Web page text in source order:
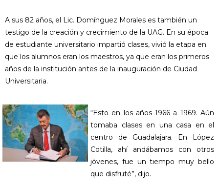
A sus 82 años, el Lic. Domínguez Morales es también un
testigo de la creación y crecimiento de la UAG. En su época
de estudiante universitario impartió clases, vivió la etapa en
que los alumnos eran los maestros, ya que eran los primeros
años de la institución antes de la inauguración de Ciudad
Universitaria.
“Esto en los años 1966 a 1969. Aún
tomaba clases en una casa en el
centro de Guadalajara. En López
Cotilla, ahí andábamos con otros
jóvenes, fue un tiempo muy bello
que disfruté”, dijo.